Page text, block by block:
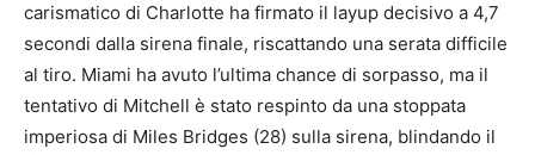
carismatico di Charlotte ha firmato il layup decisivo a 4,7
secondi dalla sirena finale, riscattando una serata difficile
al tiro. Miami ha avuto l’ultima chance di sorpasso, ma il
tentativo di Mitchell è stato respinto da una stoppata
imperiosa di Miles Bridges (28) sulla sirena, blindando il